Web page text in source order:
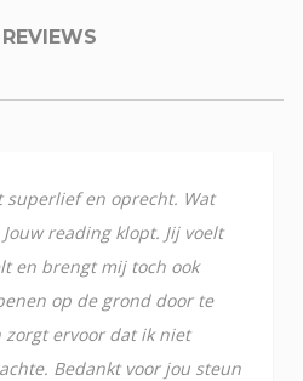
superlief en oprecht. Wat
reading klopt. Jij voelt
en brengt mij toch ook
op de grond door te
ervoor dat ik niet
Bedankt voor jou steun